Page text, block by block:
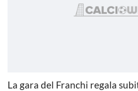
La gara del Franchi regala